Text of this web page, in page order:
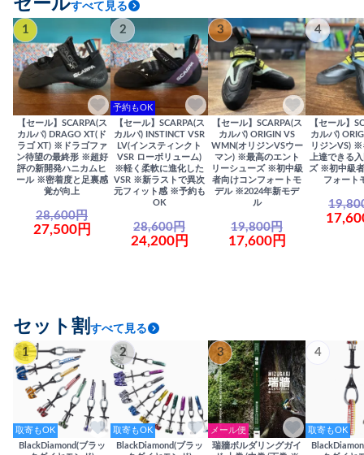
セールすべて見る
1
【セール】SCARPA(ス
カルパ) DRAGO XT(ド
ラゴ XT) ※ドラゴファ
ン待望の最終形 ※超好
評の新開発ハニカムヒ
ール ※密着度と足裏感
覚が向上
28,600円
27,500円
2
予約もOK
【セール】SCARPA(ス
カルパ) INSTINCT VSR
LV(インスティンクト
VSR ローボリューム)
※軽く柔軟に進化した
VSR ※新ラストで異次
元フィット感 ※予約も
OK
28,600円
24,200円
3
【セール】SCARPA(ス
カルパ) ORIGIN VS
WMN(オリジンVSウー
マン) ※最高のエント
リーシューズ ※初中級
者向けコンフォートモ
デル ※2024年新モデ
ル
19,800円
17,600円
4
【セール】
カルパ)
リジンVS) ※
上達できる
ズ ※初中級
フォート
セット割 すべて見る
1
取寄もOK
BlackDiamond(ブラッ
2
取寄もOK
BlackDiamond(ブラッ
3
メール便
瑞牆ボルダリングガイ
4
取寄もOK